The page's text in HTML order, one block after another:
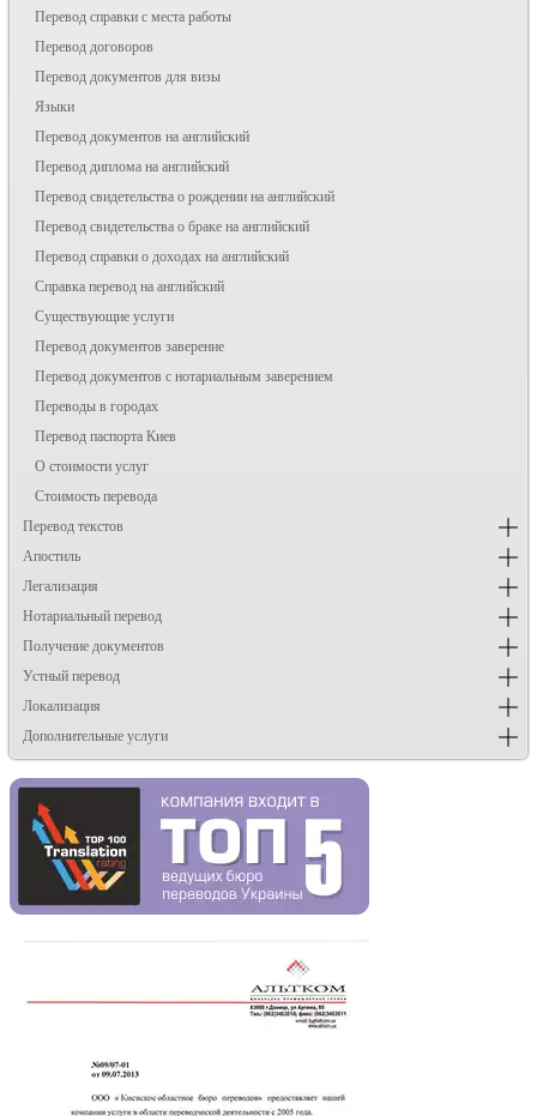
Перевод справки с места работы
Перевод договоров
Перевод документов для визы
Языки
Перевод документов на английский
Перевод диплома на английский
Перевод свидетельства о рождении на английский
Перевод свидетельства о браке на английский
Перевод справки о доходах на английский
Справка перевод на английский
Существующие услуги
Перевод документов заверение
Перевод документов с нотариальным заверением
Переводы в городах
Перевод паспорта Киев
О стоимости услуг
Стоимость перевода
Перевод текстов
Апостиль
Легализация
Нотариальный перевод
Получение документов
Устный перевод
Локализация
Дополнительные услуги